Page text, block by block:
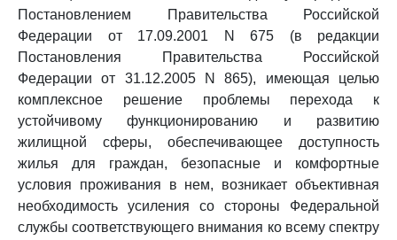
Постановлением Правительства Российской
Федерации от 17.09.2001 N 675 (в редакции
Постановления Правительства Российской
Федерации от 31.12.2005 N 865), имеющая целью
комплексное решение проблемы перехода к
устойчивому функционированию и развитию
жилищной сферы, обеспечивающее доступность
жилья для граждан, безопасные и комфортные
условия проживания в нем, возникает объективная
необходимость усиления со стороны Федеральной
службы соответствующего внимания ко всему спектру